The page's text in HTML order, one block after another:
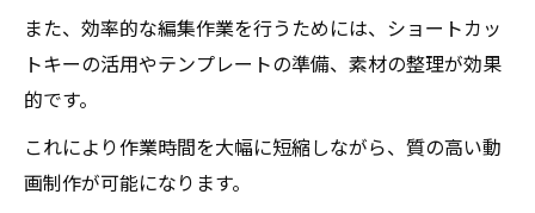
また、効率的な編集作業を行うためには、ショートカッ
トキーの活用やテンプレートの準備、素材の整理が効果
的です。
これにより作業時間を大幅に短縮しながら、質の高い動
画制作が可能になります。